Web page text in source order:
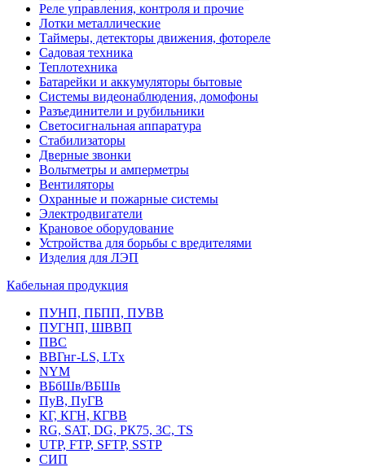
Реле управления, контроля и прочие
Лотки металлические
Таймеры, детекторы движения, фотореле
Садовая техника
Теплотехника
Батарейки и аккумуляторы бытовые
Системы видеонаблюдения, домофоны
Разъединители и рубильники
Светосигнальная аппаратура
Стабилизаторы
Дверные звонки
Вольтметры и амперметры
Вентиляторы
Охранные и пожарные системы
Электродвигатели
Крановое оборудование
Устройства для борьбы с вредителями
Изделия для ЛЭП
Кабельная продукция
ПУНП, ПБПП, ПУВВ
ПУГНП, ШВВП
ПВС
ВВГнг-LS, LTx
NYM
ВБбШв/ВБШв
ПуВ, ПуГВ
КГ, КГН, КГВВ
RG, SAT, DG, РК75, 3С, TS
UTP, FTP, SFTP, SSTP
СИП